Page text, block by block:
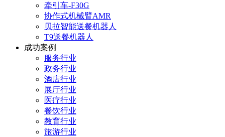
牵引车-F30G
协作式机械臂AMR
贝拉智能送餐机器人
T9送餐机器人
成功案例
服务行业
政务行业
酒店行业
展厅行业
医疗行业
餐饮行业
教育行业
旅游行业